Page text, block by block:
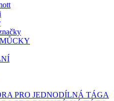
PRO JEDNODÍLNÁ TÁGA